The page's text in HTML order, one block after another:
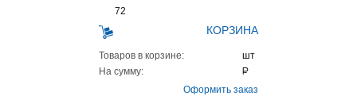
72
КОРЗИНА
Товаров в корзине:
На сумму:
Оформить заказ